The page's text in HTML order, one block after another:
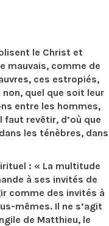
le Christ et
mauvais, comme de
ces estropiés,
quel que soit leur
entre les hommes,
faut revêtir, d’où que
les ténèbres, dans
: « La multitude
à ses invités de
comme des invités à
mêmes. Il ne s’agit
de Matthieu, le